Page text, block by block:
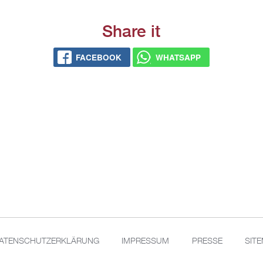
Share it
FACEBOOK WHATSAPP
IMPRESSUM PRESSE